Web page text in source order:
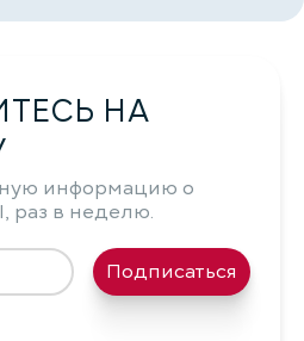
НА
информацию о
раз в неделю.
Подписаться